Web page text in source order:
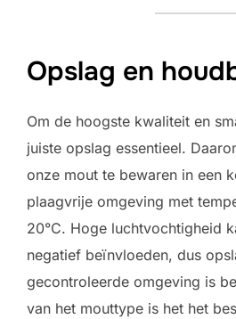
Opslag en
Om de hoogste kwaliteit en
juiste opslag essentieel.
onze mout te bewaren in een
plaagvrije omgeving met
20°C. Hoge luchtvochtigheid
negatief beïnvloeden, dus
gecontroleerde omgeving is
van het mouttype is het het